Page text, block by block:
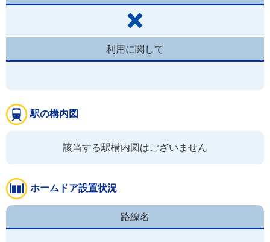
利用に関して
駅の構内図
該当する駅構内図はございません
ホームドア設置状況
路線名